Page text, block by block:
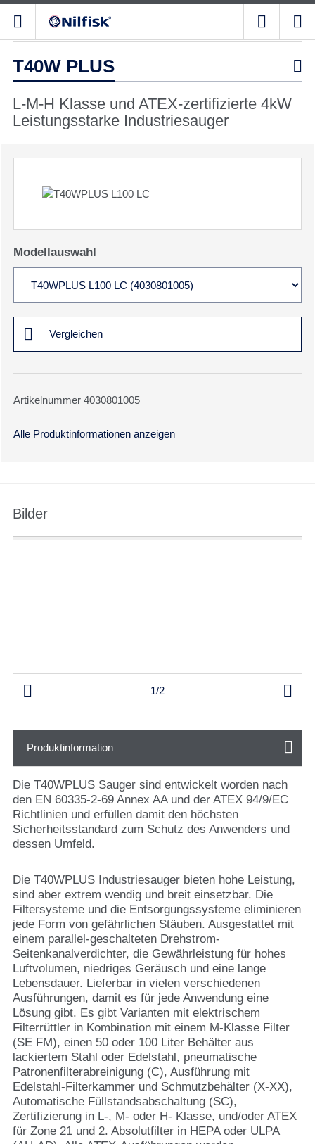
T40W PLUS 
L-M-H Klasse und ATEX-zertifizierte 4kW
Leistungsstarke Industriesauger
Modellauswahl
Vergleichen
Artikelnummer 4030801005
Alle Produktinformationen anzeigen
Bilder
 1/2 
Produktinformation
Die T40WPLUS Sauger sind entwickelt worden nach
den EN 60335-2-69 Annex AA und der ATEX 94/9/EC
Richtlinien und erfüllen damit den höchsten
Sicherheitsstandard zum Schutz des Anwenders und
dessen Umfeld.
Die T40WPLUS Industriesauger bieten hohe Leistung,
sind aber extrem wendig und breit einsetzbar. Die
Filtersysteme und die Entsorgungssysteme eliminieren
jede Form von gefährlichen Stäuben. Ausgestattet mit
einem parallel-geschalteten Drehstrom-
Seitenkanalverdichter, die Gewährleistung für hohes
Luftvolumen, niedriges Geräusch und eine lange
Lebensdauer. Lieferbar in vielen verschiedenen
Ausführungen, damit es für jede Anwendung eine
Lösung gibt. Es gibt Varianten mit elektrischem
Filterrüttler in Kombination mit einem M-Klasse Filter
(SE FM), einen 50 oder 100 Liter Behälter aus
lackiertem Stahl oder Edelstahl, pneumatische
Patronenfilterabreinigung (C), Ausführung mit
Edelstahl-Filterkammer und Schmutzbehälter (X-XX),
Automatische Füllstandsabschaltung (SC),
Zertifizierung in L-, M- oder H- Klasse, und/oder ATEX
für Zone 21 und 2. Absolutfilter in HEPA oder ULPA